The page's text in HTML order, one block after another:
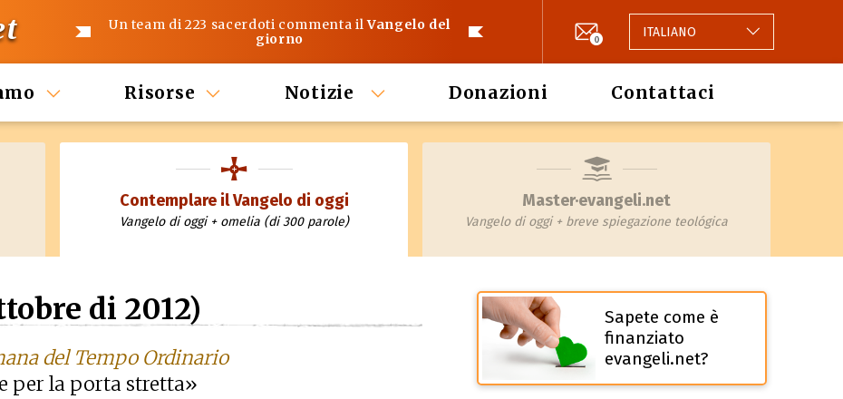
Un team di 223 sacerdoti commenta ilVangelo del
giorno
0 ITALIANO
Risorse Notizie Donazioni Contattaci
Contemplare il Vangelo di oggi
Vangelo di oggi + omelia (di 300 parole)
Master·evangeli.net
Vangelo di oggi + breve spiegazione teológica
di 2012)
del Tempo Ordinario
per la porta stretta»
Sapete come è
finanziato
evangeli.net?